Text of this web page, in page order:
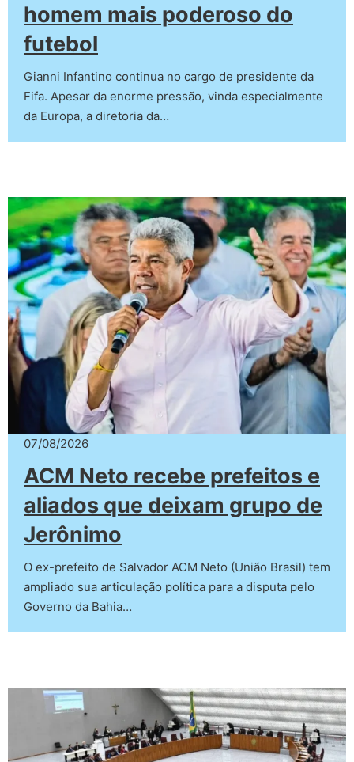
homem mais poderoso do
futebol
Gianni Infantino continua no cargo de presidente da
Fifa. Apesar da enorme pressão, vinda especialmente
da Europa, a diretoria da…
07/08/2026
ACM Neto recebe prefeitos e
aliados que deixam grupo de
Jerônimo
O ex-prefeito de Salvador ACM Neto (União Brasil) tem
ampliado sua articulação política para a disputa pelo
Governo da Bahia…